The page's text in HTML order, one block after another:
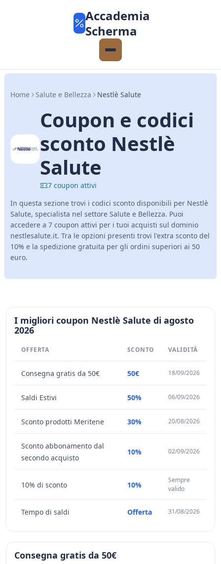
Accademia
Scherma
Home Salute e Bellezza Nestlè Salute
Coupon e codici
sconto Nestlè
Salute
7 coupon attivi
In questa sezione trovi i codici sconto disponibili per Nestlè
Salute, specialista nel settore Salute e Bellezza. Puoi
accedere a 7 coupon attivi per i tuoi acquisti sul dominio
nestlesalute.it. Tra le opzioni presenti trovi l'extra sconto del
10% e la spedizione gratuita per gli ordini superiori ai 50
euro.
I migliori coupon Nestlè Salute di agosto
2026
OFFERTA SCONTO VALIDITÀ
Consegna gratis da 50€ 50€ 18/09/2026
Saldi Estivi 50% 06/09/2026
Sconto prodotti Meritene 30% 20/08/2026
Sconto abbonamento dal
secondo acquisto
10% 02/09/2026
10% di sconto 10%
Sempre
valido
Tempo di saldi Offerta 31/08/2026
Consegna gratis da 50€